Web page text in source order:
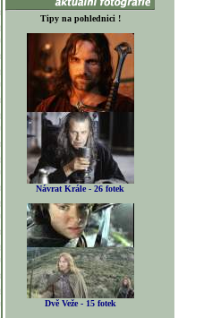
Tipy na pohlednici !
Návrat Krále - 26 fotek
Dvě Veže - 15 fotek